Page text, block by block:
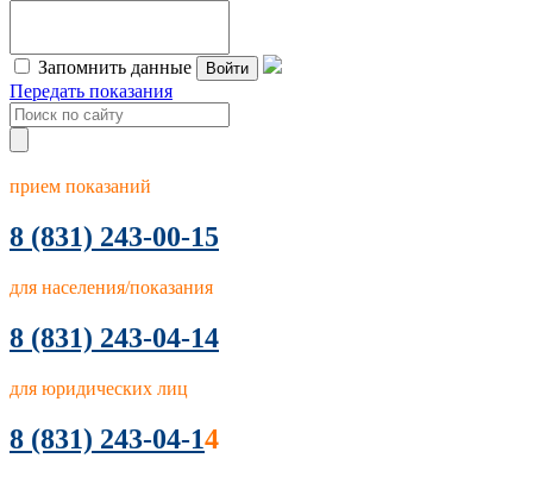
Запомнить данные Войти
Передать показания
прием показаний
8 (831) 243-00-15
для населения/показания
8 (831) 243-04-14
для юридических лиц
8 (831) 243-04-14